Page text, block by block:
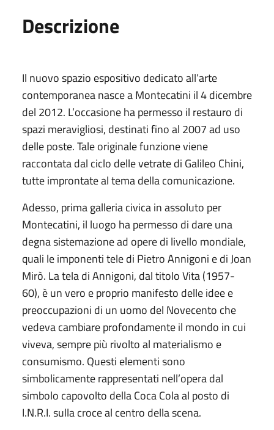
Descrizione
Il nuovo spazio espositivo dedicato all’arte
contemporanea nasce a Montecatini il 4 dicembre
del 2012. L’occasione ha permesso il restauro di
spazi meravigliosi, destinati fino al 2007 ad uso
delle poste. Tale originale funzione viene
raccontata dal ciclo delle vetrate di Galileo Chini,
tutte improntate al tema della comunicazione.
Adesso, prima galleria civica in assoluto per
Montecatini, il luogo ha permesso di dare una
degna sistemazione ad opere di livello mondiale,
quali le imponenti tele di Pietro Annigoni e di Joan
Mirò. La tela di Annigoni, dal titolo Vita (1957-
60), è un vero e proprio manifesto delle idee e
preoccupazioni di un uomo del Novecento che
vedeva cambiare profondamente il mondo in cui
viveva, sempre più rivolto al materialismo e
consumismo. Questi elementi sono
simbolicamente rappresentati nell’opera dal
simbolo capovolto della Coca Cola al posto di
I.N.R.I. sulla croce al centro della scena.